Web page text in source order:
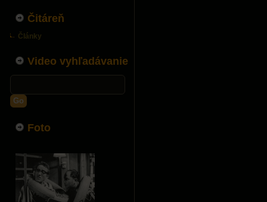
Čitáreň
Články
Video vyhľadávanie
Go
Foto